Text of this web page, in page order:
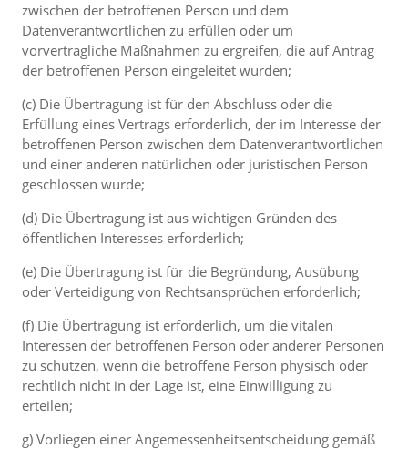
zwischen der betroffenen Person und dem
Datenverantwortlichen zu erfüllen oder um
vorvertragliche Maßnahmen zu ergreifen, die auf Antrag
der betroffenen Person eingeleitet wurden;
(c) Die Übertragung ist für den Abschluss oder die
Erfüllung eines Vertrags erforderlich, der im Interesse der
betroffenen Person zwischen dem Datenverantwortlichen
und einer anderen natürlichen oder juristischen Person
geschlossen wurde;
(d) Die Übertragung ist aus wichtigen Gründen des
öffentlichen Interesses erforderlich;
(e) Die Übertragung ist für die Begründung, Ausübung
oder Verteidigung von Rechtsansprüchen erforderlich;
(f) Die Übertragung ist erforderlich, um die vitalen
Interessen der betroffenen Person oder anderer Personen
zu schützen, wenn die betroffene Person physisch oder
rechtlich nicht in der Lage ist, eine Einwilligung zu
erteilen;
g) Vorliegen einer Angemessenheitsentscheidung gemäß